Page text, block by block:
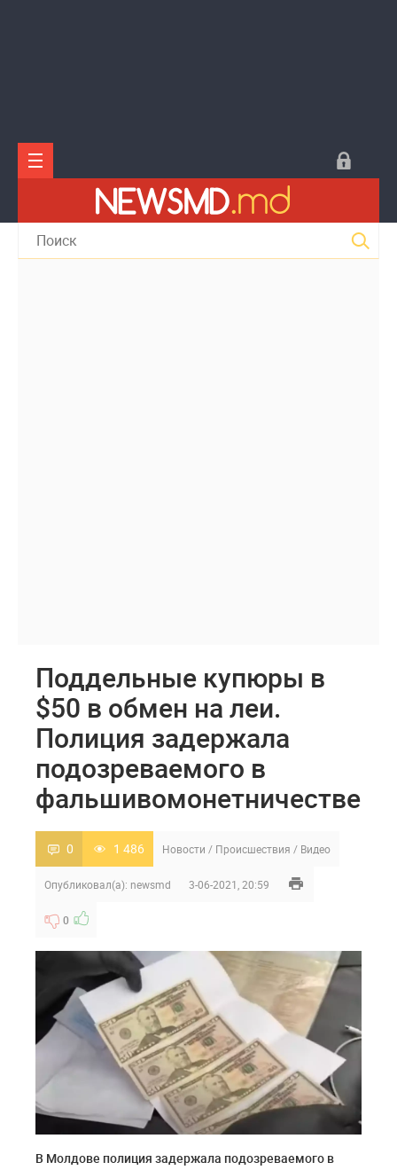
Поддельные купюры в
$50 в обмен на леи.
Полиция задержала
подозреваемого в
фальшивомонетничестве
0 1 486 Новости / Происшествия / Видео
Опубликовал(а): newsmd 3-06-2021, 20:59
0
В Молдове полиция задержала подозреваемого в